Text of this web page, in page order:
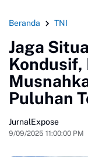
Beranda TNI
Jaga
Kondusif,
Puluhan
JurnalExpose
9/09/2025 11:00:00 PM